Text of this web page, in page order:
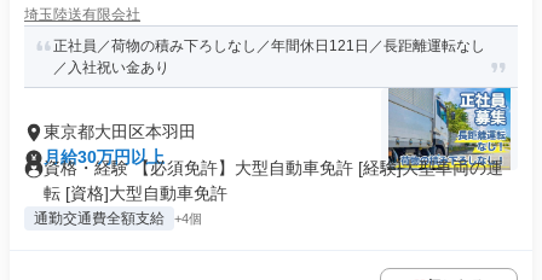
埼玉陸送有限会社
正社員／荷物の積み下ろしなし／年間休日121日／長距離運転なし
／入社祝い金あり
東京都大田区本羽田
月給30万円以上
資格・経験 【必須免許】大型自動車免許 [経験]大型車両の運
転 [資格]大型自動車免許
通勤交通費全額支給 +4個